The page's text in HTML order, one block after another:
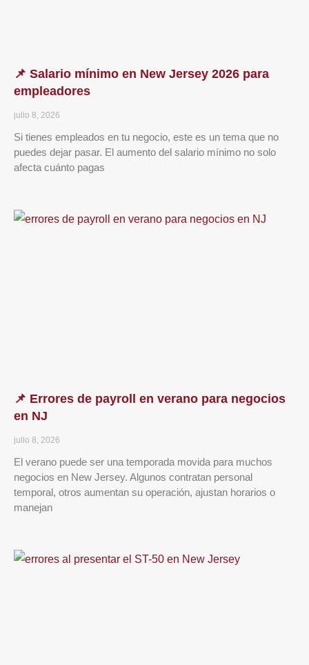
📌 Salario mínimo en New Jersey 2026 para
empleadores
julio 8, 2026
Si tienes empleados en tu negocio, este es un tema que no
puedes dejar pasar. El aumento del salario mínimo no solo
afecta cuánto pagas
📌 Errores de payroll en verano para negocios
en NJ
julio 8, 2026
El verano puede ser una temporada movida para muchos
negocios en New Jersey. Algunos contratan personal
temporal, otros aumentan su operación, ajustan horarios o
manejan